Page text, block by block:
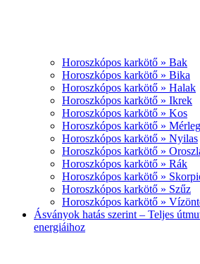
Horoszkópos karkötő » Bak
Horoszkópos karkötő » Bika
Horoszkópos karkötő » Halak
Horoszkópos karkötő » Ikrek
Horoszkópos karkötő » Kos
Horoszkópos karkötő » Mérleg
Horoszkópos karkötő » Nyilas
Horoszkópos karkötő »
Horoszkópos karkötő » Rák
Horoszkópos karkötő »
Horoszkópos karkötő » Szűz
Horoszkópos karkötő »
Ásványok hatás szerint – Teljes
energiáihoz